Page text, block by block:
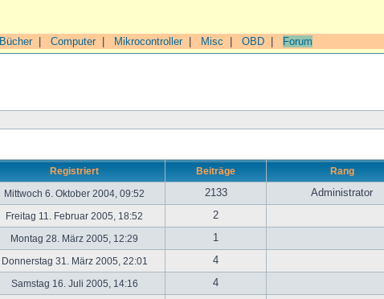
Bücher| Computer| Mikrocontroller| Misc OBD Forum
Registriert Beiträge Rang
Mittwoch 6. Oktober 2004, 09:52 2133
Administrator
Freitag 11. Februar 2005, 18:52
2
Montag 28. März 2005, 12:29
1
Donnerstag 31. März 2005, 22:01
4
Samstag 16. Juli 2005, 14:16
4